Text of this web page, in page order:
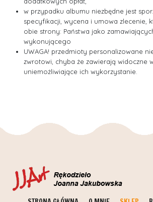
w przypadku albumu niezbędne jest
specyfikacji, wycena i umowa zlecenie,
obie strony: Państwa jako
wykonującego
UWAGA! przedmioty personalizowane
zwrotowi, chyba że zawierają widoczne
uniemożliwiające ich wykorzystanie.